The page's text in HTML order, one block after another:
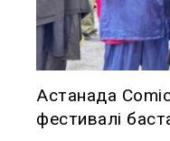
Астанада
фестивалі